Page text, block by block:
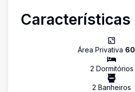
Características
Área Privativa 60
2 Dormitórios
2 Banheiros